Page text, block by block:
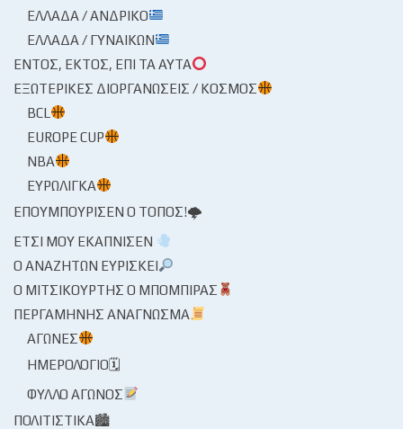
ΕΛΛΆΔΑ / ΑΝΔΡΙΚΌ
ΕΛΛΆΔΑ / ΓΥΝΑΙΚΏΝ
ΕΝΤΌΣ, ΕΚΤΌΣ, ΕΠΊ ΤΑ ΑΥΤΆ
ΕΞΩΤΕΡΙΚΈΣ ΔΙΟΡΓΑΝΏΣΕΙΣ / ΚΌΣΜΟΣ
BCL
EUROPE CUP
NBA
ΕΥΡΩΛΊΓΚΑ
ΕΠΟΥΜΠΟΎΡΙΣΕΝ Ο ΤΌΠΟΣ!🌩
ΈΤΣΙ ΜΟΥ ΕΚΆΠΝΙΣΕΝ
Ο ΑΝΑΖΗΤΏΝ ΕΥΡΊΣΚΕΙ
Ο ΜΙΤΣΙΚΟΥΡΤΉΣ Ο ΜΠΌΜΠΙΡΑΣ
ΠΕΡΓΑΜΗΝΉΣ ΑΝΆΓΝΩΣΜΑ
ΑΓΏΝΕΣ
ΗΜΕΡΟΛΌΓΙΟ🗓
ΦΎΛΛΟ ΑΓΏΝΟΣ
ΠΟΛΙΤΙΣΤΙΚΆ🏙